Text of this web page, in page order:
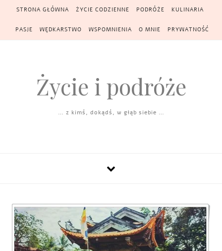
Skip to content
STRONA GŁÓWNA ŻYCIE CODZIENNE PODRÓŻE KULINARIA
PASJE WĘDKARSTWO WSPOMNIENIA O MNIE PRYWATNOŚĆ
Życie i podróże
… z kimś, dokądś, w głąb siebie …